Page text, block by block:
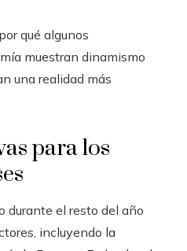
qué algunos
muestran dinamismo
una realidad más
para los
durante el resto del año
incluyendo la